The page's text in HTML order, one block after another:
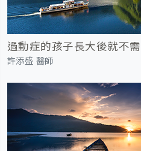
過動症的孩子長大後就不
許添盛 醫師